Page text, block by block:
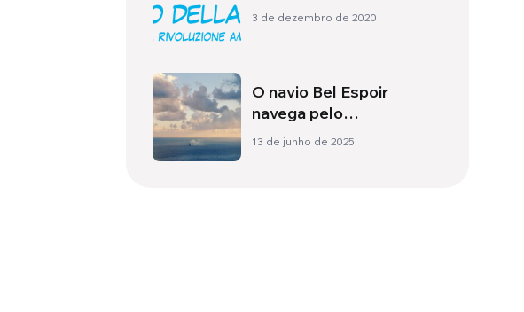
3 de dezembro de 2020
O navio Bel Espoir
navega pelo
Mediterrâneo com 200
13 de junho de 2025